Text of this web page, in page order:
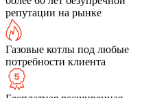
репутации на рынке
Газовые котлы под любые
потребности клиента